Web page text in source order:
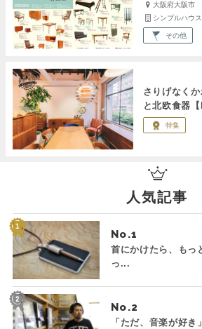
大阪府大阪市
シンプルハウ
その他
さりげなく
と北欧食器【
特集
人気記事
No.
首にかけたら、もっ
っ...
No.
「ただ、音楽が好